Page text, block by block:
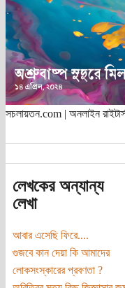
সচলায়তন.com | অনলাইন
লেখকের অন্যান্য
লেখা
আবার এসেছি ফিরে....
গুজবে কান দেয়া কি আমাদের
লোকসংস্কারের প্রবণতা ?